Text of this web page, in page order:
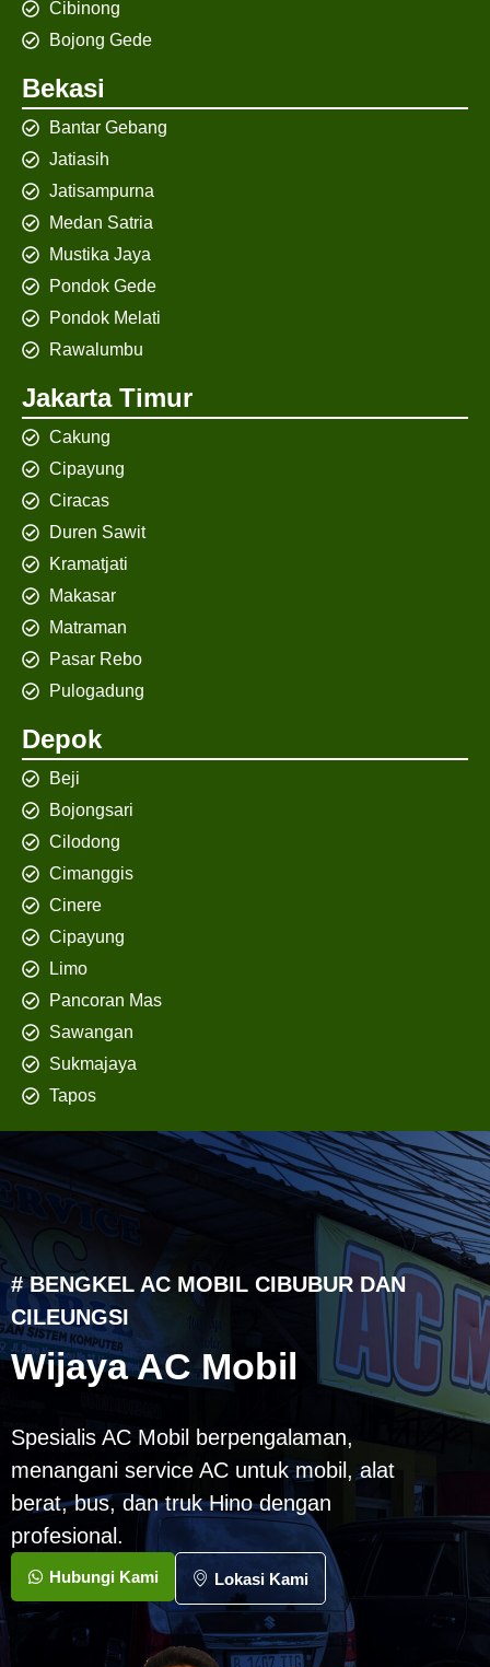
Cibinong
Bojong Gede
Bekasi
Bantar Gebang
Jatiasih
Jatisampurna
Medan Satria
Mustika Jaya
Pondok Gede
Pondok Melati
Rawalumbu
Jakarta Timur
Cakung
Cipayung
Ciracas
Duren Sawit
Kramatjati
Makasar
Matraman
Pasar Rebo
Pulogadung
Depok
Beji
Bojongsari
Cilodong
Cimanggis
Cinere
Cipayung
Limo
Pancoran Mas
Sawangan
Sukmajaya
Tapos
# BENGKEL AC MOBIL CIBUBUR DAN
CILEUNGSI
Wijaya AC Mobil
Spesialis AC Mobil berpengalaman,
menangani service AC untuk mobil, alat
berat, bus, dan truk Hino dengan
profesional.
Hubungi Kami Lokasi Kami